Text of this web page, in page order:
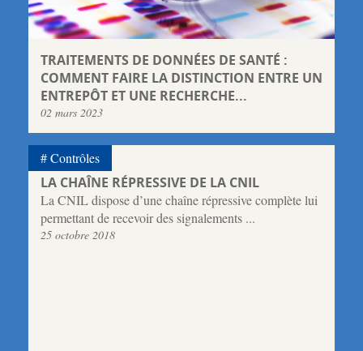
TRAITEMENTS DE DONNÉES DE SANTÉ :
COMMENT FAIRE LA DISTINCTION ENTRE UN
ENTREPÔT ET UNE RECHERCHE...
02 mars 2023
LA CHAÎNE RÉPRESSIVE DE LA CNIL
La CNIL dispose d’une chaîne répressive complète lui
permettant de recevoir des signalements ...
25 octobre 2018
Contrôles